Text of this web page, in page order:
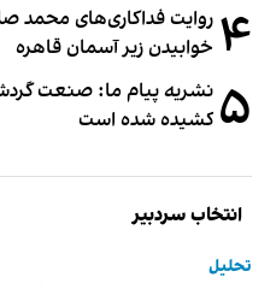
۴ خوابیدن زیر آسمان قاهره
۵ نشریه پیام ما: صنعت
کشیده شده است
انتخاب سردبیر
تحلیل